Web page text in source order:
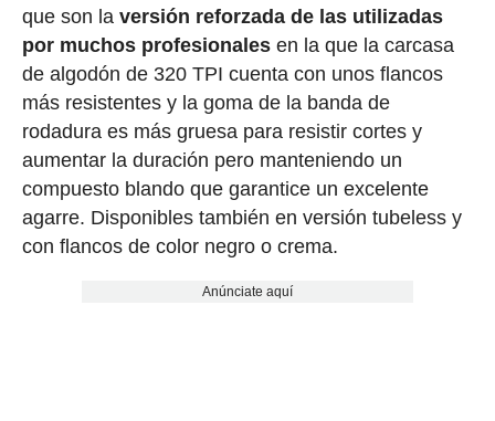
que son la versión reforzada de las utilizadas
por muchos profesionalesen la que la carcasa
de algodón de 320 TPI cuenta con unos flancos
más resistentes y la goma de la banda de
rodadura es más gruesa para resistir cortes y
aumentar la duración pero manteniendo un
compuesto blando que garantice un excelente
agarre. Disponibles también en versión tubeless y
con flancos de color negro o crema.
Anúnciate aquí